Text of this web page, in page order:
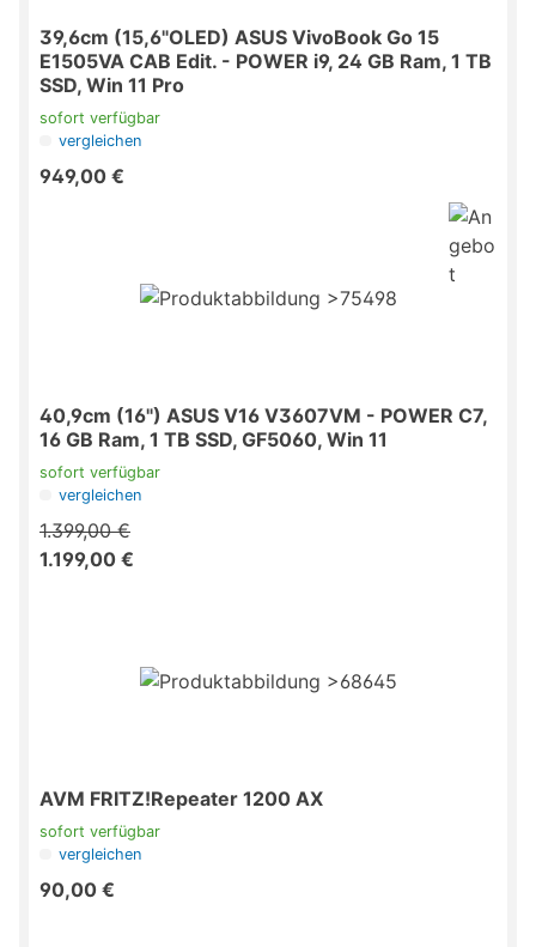
39,6cm (15,6"OLED) ASUS VivoBook Go 15
E1505VA CAB Edit. - POWER i9, 24 GB Ram, 1 TB
SSD, Win 11 Pro
sofort verfügbar
vergleichen
949,00 €
40,9cm (16") ASUS V16 V3607VM - POWER C7,
16 GB Ram, 1 TB SSD, GF5060, Win 11
sofort verfügbar
vergleichen
1.399,00 €
1.199,00 €
AVM FRITZ!Repeater 1200 AX
sofort verfügbar
vergleichen
90,00 €